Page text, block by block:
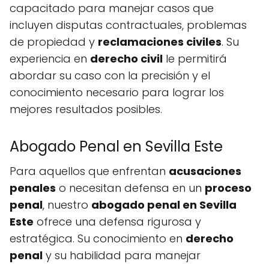
capacitado para manejar casos que
incluyen disputas contractuales, problemas
de propiedad y reclamaciones civiles. Su
experiencia en derecho civil le permitirá
abordar su caso con la precisión y el
conocimiento necesario para lograr los
mejores resultados posibles.
Abogado Penal en Sevilla Este
Para aquellos que enfrentan acusaciones
penales o necesitan defensa en un proceso
penal, nuestro abogado penal en Sevilla
Este ofrece una defensa rigurosa y
estratégica. Su conocimiento en derecho
penal y su habilidad para manejar